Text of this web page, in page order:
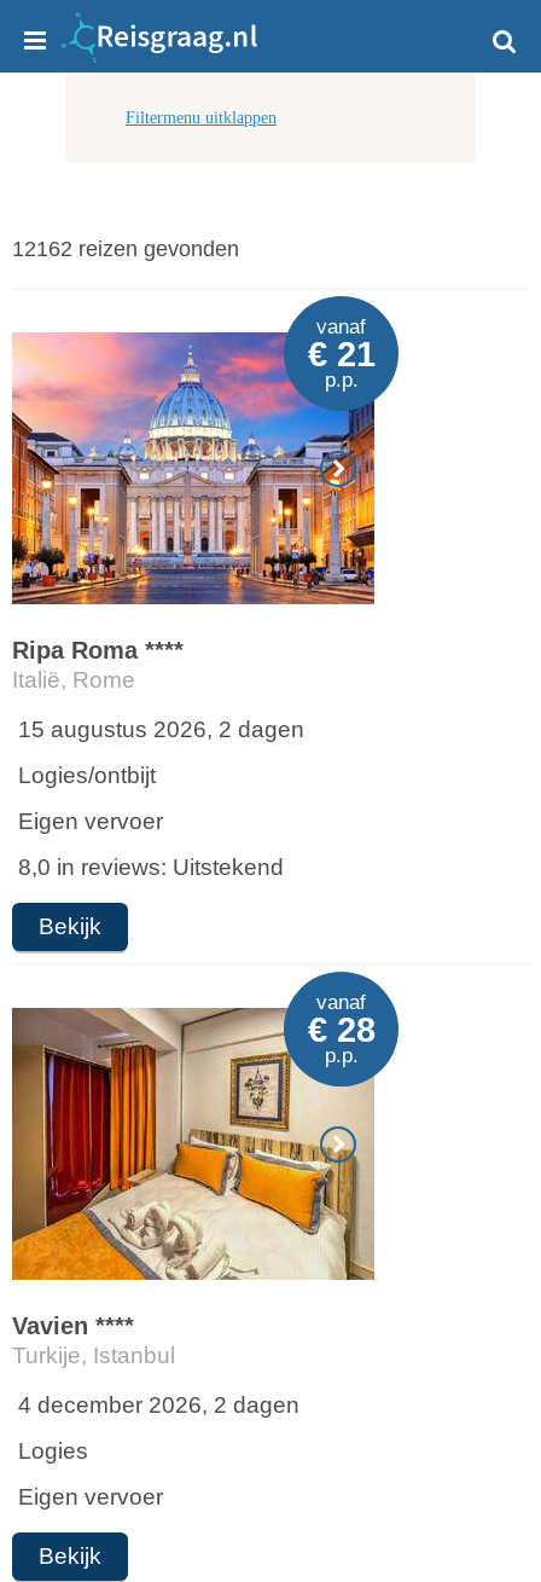
Filtermenu uitklappen
12162 reizen gevonden
vanaf
€ 21
p.p.
Ripa Roma ****
Italië, Rome
15 augustus 2026, 2 dagen
Logies/ontbijt
Eigen vervoer
8,0 in reviews: Uitstekend
Bekijk
vanaf
€ 28
p.p.
Vavien ****
Turkije, Istanbul
4 december 2026, 2 dagen
Logies
Eigen vervoer
Bekijk